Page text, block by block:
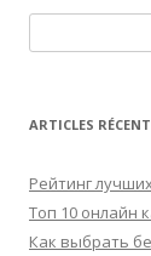
ARTICLES
Рейтинг
Топ 10 онлайн
Как выбрать